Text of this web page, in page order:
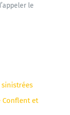
le
Conflent et